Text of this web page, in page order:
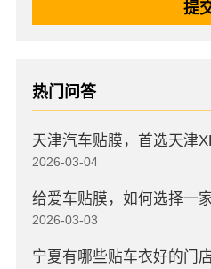
热门问答
2026-03-04
给爱车贴膜，如何选择一
2026-03-03
宁夏有哪些贴车衣好的门店